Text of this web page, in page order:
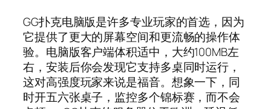
GG扑克电脑版是许多专业玩家的首选，因为
它提供了更大的屏幕空间和更流畅的操作体
验。电脑版客户端体积适中，大约100MB左
右，安装后你会发现它支持多桌同时运行，
这对高强度玩家来说是福音。想象一下，同
时开五六张桌子，监控多个锦标赛，而不会